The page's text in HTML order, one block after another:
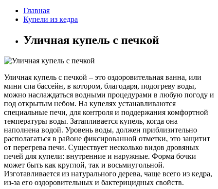
Главная
Купели из кедра
Уличная купель с печкой
Уличная купель с печкой – это оздоровительная ванна, или
мини спа бассейн, в котором, благодаря, подогреву воды,
можно наслаждаться водными процедурами в любую погоду и
под открытым небом. На купелях устанавливаются
специальные печи, для контроля и поддержания комфортной
температуры воды. Затапливается купель, когда она
наполнена водой. Уровень воды, должен приблизительно
располагаться в районе фиксированной отметки, это защитит
от перегрева печи. Существует несколько видов дровяных
печей для купели: внутренние и наружные. Форма бочки
может быть как круглой, так и восьмиугольной.
Изготавливается из натурального дерева, чаще всего из кедра,
из-за его оздоровительных и бактерицидных свойств.